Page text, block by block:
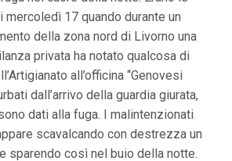
mercoledì 17 quando durante un
della zona nord di Livorno una
privata ha notato qualcosa di
all’officina “Genovesi
dall’arrivo della guardia giurata,
dati alla fuga. I malintenzionati
scavalcando con destrezza un
sparendo così nel buio della notte.